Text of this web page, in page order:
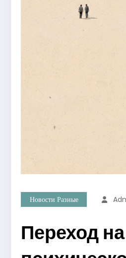
Новости Разные
Переход